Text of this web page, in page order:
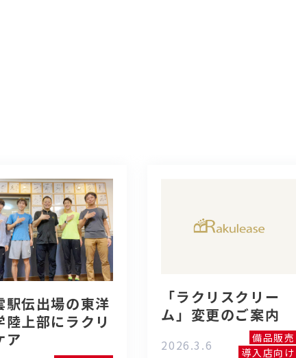
駅伝出場の東洋
陸上部にラクリ
ア
「ラクリスクリー
ム」変更のご案内
2026.3.6
備品販売
導入店向け